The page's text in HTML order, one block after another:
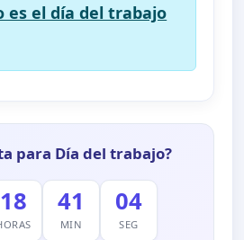
es el día del trabajo
para Día del trabajo?
18 41
MIN
03
SEG